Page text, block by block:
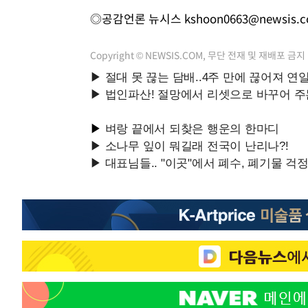
◎공감언론 뉴시스
Copyright © NEWSIS.COM, 무단 전재 및 재배포 금지